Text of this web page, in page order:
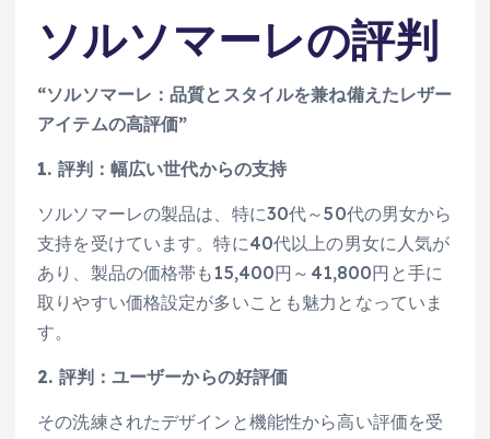
ソルソマーレの評判
“ソルソマーレ：品質とスタイルを兼ね備えたレザー
アイテムの高評価”
1. 評判：幅広い世代からの支持
ソルソマーレの製品は、特に30代～50代の男女から
支持を受けています。特に40代以上の男女に人気が
あり、製品の価格帯も15,400円～41,800円と手に
取りやすい価格設定が多いことも魅力となっていま
す。
2. 評判：ユーザーからの好評価
その洗練されたデザインと機能性から高い評価を受